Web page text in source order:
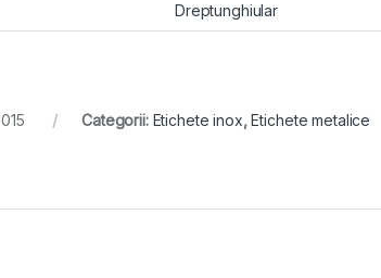
Dreptunghiular
Categorii: Etichete inox,Etichete metalice